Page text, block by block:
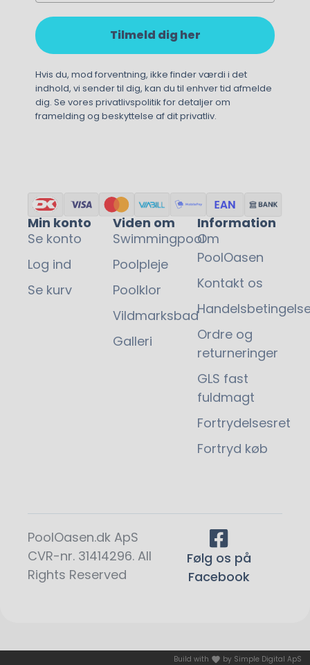
Tilmeld dig her
Hvis du, mod forventning, ikke finder værdi i det
indhold, vi sender til dig, kan du til enhver tid afmelde
dig. Se vores privatlivspolitik for detaljer om
framelding og beskyttelse af dit privatliv.
Min konto
Se konto
Log ind
Se kurv
Viden om
Swimmingpool
Poolpleje
Poolklor
Vildmarksbad
Galleri
Information
Om
PoolOasen
Kontakt os
Ordre og
returneringer
GLS fast
fuldmagt
Fortrydelsesret
Fortryd køb
PoolOasen.dk ApS
CVR-nr. 31414296. All
Rights Reserved
Følg os på
Facebook
Build with by Simple Digital ApS